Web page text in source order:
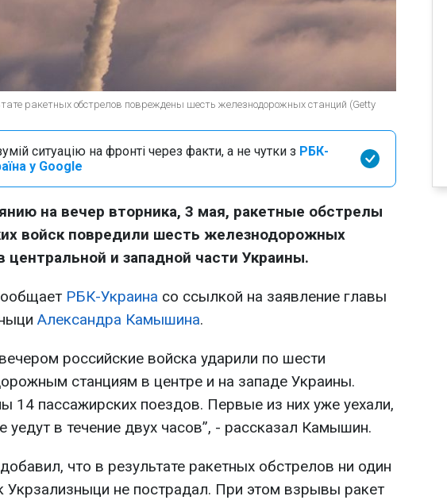
ракетных обстрелов повреждены шесть железнодорожных станций (Getty
ситуацію на фронті через факти, а не чутки з РБК-
у Google
на вечер вторника, 3 мая, ракетные обстрелы
войск повредили шесть железнодорожных
центральной и западной части Украины.
РБК-Украина со ссылкой на заявление главы
Александра Камышина.
российские войска ударили по шести
станциям в центре и на западе Украины.
14 пассажирских поездов. Первые из них уже уехали,
уедут в течение двух часов”, - рассказал Камышин.
что в результате ракетных обстрелов ни один
Укрзализныци не пострадал. При этом взрывы ракет